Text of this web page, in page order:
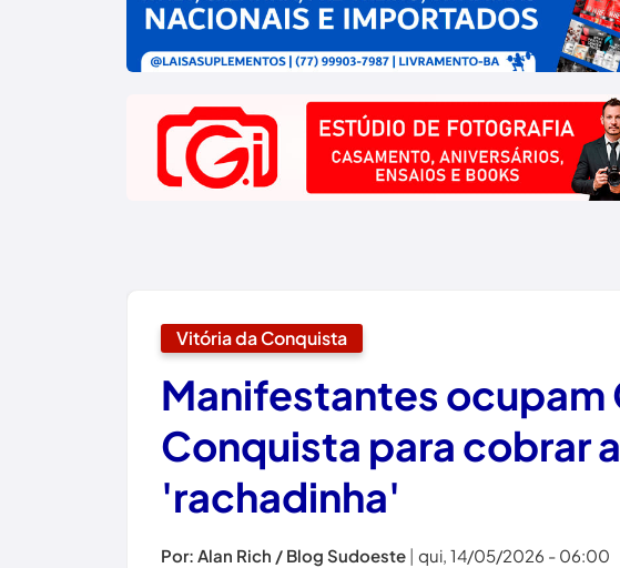
Vitória da Conquista
Manifestantes ocupam
Conquista para cobrar
'rachadinha'
Por: Alan Rich / Blog Sudoeste | qui, 14/05/2026 - 06:00